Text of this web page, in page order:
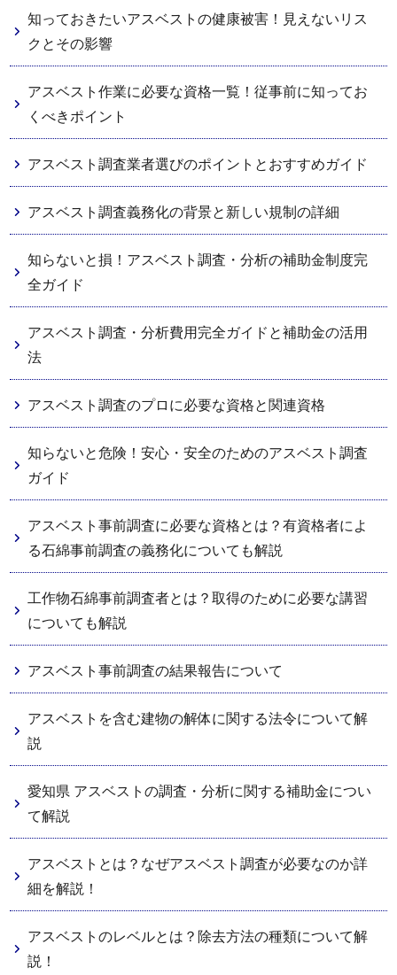
知っておきたいアスベストの健康被害！見えないリス
クとその影響
アスベスト作業に必要な資格一覧！従事前に知ってお
くべきポイント
アスベスト調査業者選びのポイントとおすすめガイド
アスベスト調査義務化の背景と新しい規制の詳細
知らないと損！アスベスト調査・分析の補助金制度完
全ガイド
アスベスト調査・分析費用完全ガイドと補助金の活用
法
アスベスト調査のプロに必要な資格と関連資格
知らないと危険！安心・安全のためのアスベスト調査
ガイド
アスベスト事前調査に必要な資格とは？有資格者によ
る石綿事前調査の義務化についても解説
工作物石綿事前調査者とは？取得のために必要な講習
についても解説
アスベスト事前調査の結果報告について
アスベストを含む建物の解体に関する法令について解
説
愛知県 アスベストの調査・分析に関する補助金につい
て解説
アスベストとは？なぜアスベスト調査が必要なのか詳
細を解説！
アスベストのレベルとは？除去方法の種類について解
説！